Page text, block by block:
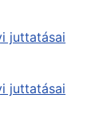
juttatásai
juttatásai